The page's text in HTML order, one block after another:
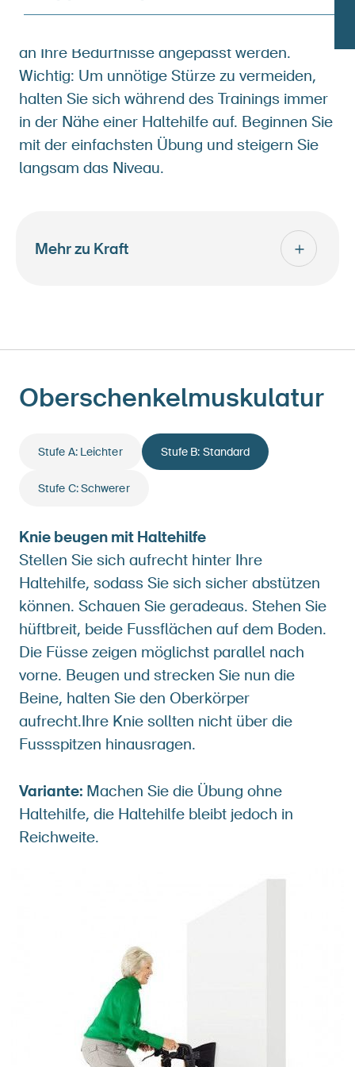
angewiesen? Kein Problem. Die Übungen
an Ihre Bedürfnisse angepasst werden.
Wichtig: Um unnötige Stürze zu vermeiden,
halten Sie sich während des Trainings immer
in der Nähe einer Haltehilfe auf. Beginnen Sie
mit der einfachsten Übung und steigern Sie
langsam das Niveau.
Mehr zu Kraft
Oberschenkelmuskulatur
Knie beugen mit Haltehilfe
Stellen Sie sich aufrecht hinter Ihre
Haltehilfe, sodass Sie sich sicher abstützen
können. Schauen Sie geradeaus. Stehen Sie
hüftbreit, beide Fussflächen auf dem Boden.
Die Füsse zeigen möglichst parallel nach
vorne. Beugen und strecken Sie nun die
Beine, halten Sie den Oberkörper
aufrecht.Ihre Knie sollten nicht über die
Fussspitzen hinausragen.
Variante: Machen Sie die Übung ohne
Haltehilfe, die Haltehilfe bleibt jedoch in
Reichweite.
Stufe A: Leichter Stufe B: Standard
Stufe C: Schwerer